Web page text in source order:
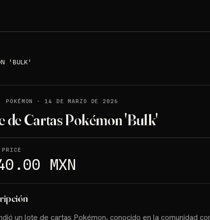
'BULK'
POKÉMON · 14 DE MARZO DE 2026
de Cartas Pokémon 'Bulk'
MXN
un lote de cartas Pokémon, conocido en la comunidad